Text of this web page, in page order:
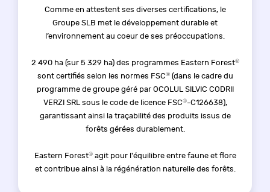
Comme en attestent ses diverses certifications, le
Groupe SLB met le développement durable et
l’environnement au coeur de ses préoccupations.
2 490 ha (sur 5 329 ha) des programmes Eastern Forest®
sont certifiés selon les normes FSC®(dans le cadre du
programme de groupe géré par OCOLUL SILVIC CODRII
VERZI SRL sous le code de licence FSC®-C126638),
garantissant ainsi la traçabilité des produits issus de
forêts gérées durablement.
Eastern Forest®agit pour l'équilibre entre faune et flore
et contribue ainsi à la régénération naturelle des forêts.